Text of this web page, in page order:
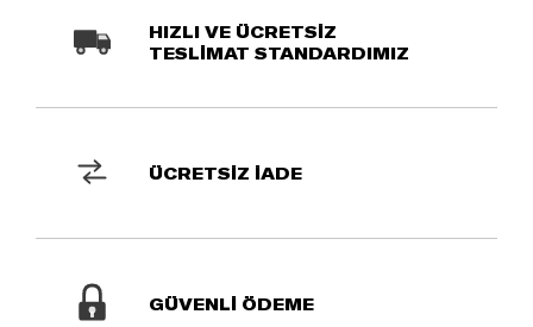
HIZLI VE ÜCRETSİZ
TESLİMAT STANDARDIMIZ
ÜCRETSİZ İADE
GÜVENLİ ÖDEME